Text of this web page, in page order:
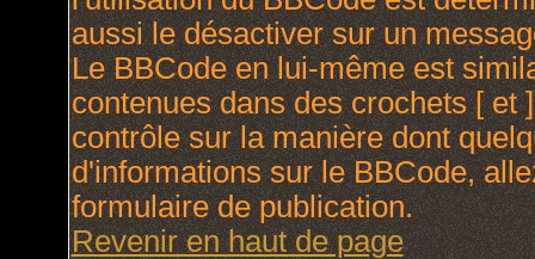
aussi le désactiver sur un
Le BBCode en lui-même est
contenues dans des crochets [ et
contrôle sur la manière dont
d'informations sur le BBCode,
formulaire de publication.
Revenir en haut de page